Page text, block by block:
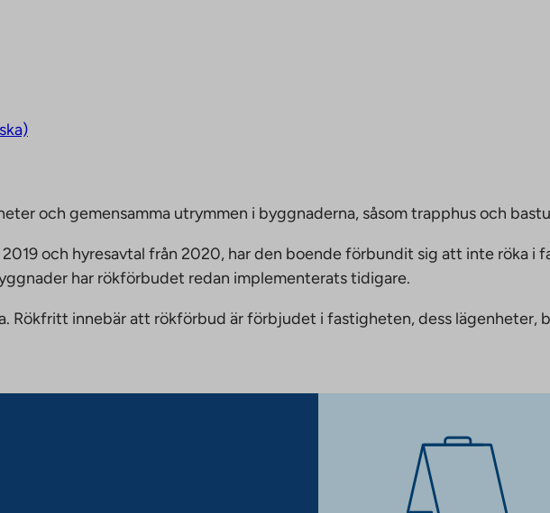
och gemensamma utrymmen i byggnaderna, såsom trapphus och
och hyresavtal från 2020, har den boende förbundit sig att inte röka
har rökförbudet redan implementerats tidigare.
Rökfritt innebär att rökförbud är förbjudet i fastigheten, dess lägenheter,